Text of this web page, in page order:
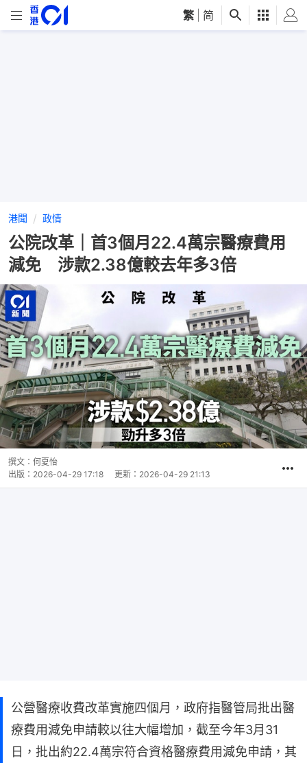
繁 简
港聞 政情
公院改革｜首3個月22.4萬宗醫療費用
減免 涉款2.38億較去年多3倍
撰文： 何夏怡
出版： 2026-04-29 17:18 更新： 2026-04-29 21:13
公營醫療收費改革實施四個月，政府指醫管局批出醫
療費用減免申請較以往大幅增加，截至今年3月31
日，批出約22.4萬宗符合資格醫療費用減免申請，其